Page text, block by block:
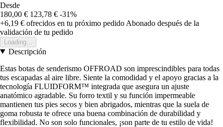
Desde
180,00 € 123,78 € -31%
+6,19 € ofrecidos en tu próximo pedido Abonado después de la
validación de tu pedido
Loading...
Descripción
Estas botas de senderismo OFFROAD son imprescindibles para todas
tus escapadas al aire libre. Siente la comodidad y el apoyo gracias a la
tecnología FLUIDFORM™ integrada que asegura un ajuste
anatómico agradable. Su forro textil y su función impermeable
mantienen tus pies secos y bien abrigados, mientras que la suela de
goma robusta te ofrece una buena combinación de durabilidad y
flexibilidad. No son solo funcionales, ¡son parte de tu estilo de vida!